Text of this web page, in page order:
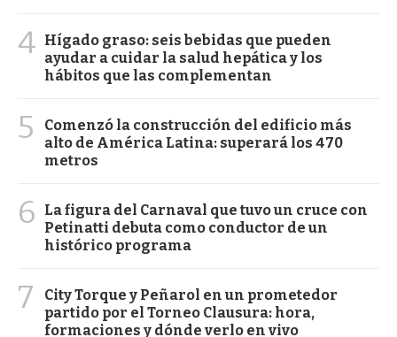
4 Hígado graso: seis bebidas que pueden
ayudar a cuidar la salud hepática y los
hábitos que las complementan
5
Comenzó la construcción del edificio más
alto de América Latina: superará los 470
metros
6
La figura del Carnaval que tuvo un cruce con
Petinatti debuta como conductor de un
histórico programa
7
City Torque y Peñarol en un prometedor
partido por el Torneo Clausura: hora,
formaciones y dónde verlo en vivo